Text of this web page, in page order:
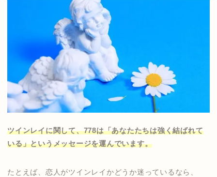
ツインレイに関して、778は「あなたたちは強く結ばれて
いる」というメッセージを運んでいます。
たとえば、恋人がツインレイかどうか迷っているなら、